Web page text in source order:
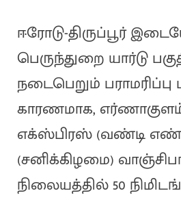
ஈரோடு-திருப்பூர்
பெருந்துறை யார்டு
நடைபெறும்
காரணமாக,
எக்ஸ்பிரஸ் (வண்டி எண்-
(சனிக்கிழமை)
நிலையத்தில் 50